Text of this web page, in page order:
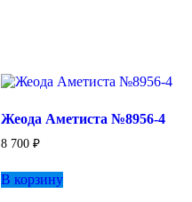
Жеода Аметиста №8956-4
8 700 ₽
В корзину